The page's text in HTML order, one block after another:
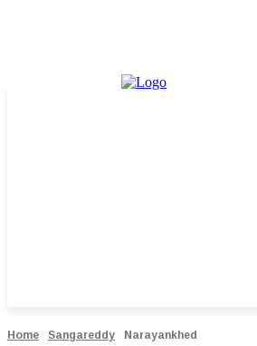
Home Sangareddy Narayankhed